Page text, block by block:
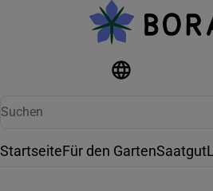
StartseiteFür den GartenSaatgut